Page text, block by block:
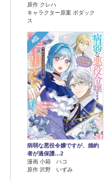
原作 クレハ
キャラクター原案 ボダック
ス
4位
病弱な悪役令嬢ですが、婚約
者が過保護…2
漫画 小箱 ハコ
原作 沢野 いずみ